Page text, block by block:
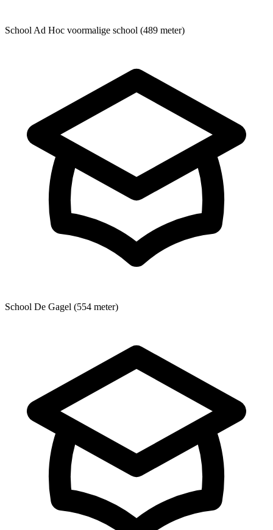
School Ad Hoc voormalige school (489 meter)
School De Gagel (554 meter)